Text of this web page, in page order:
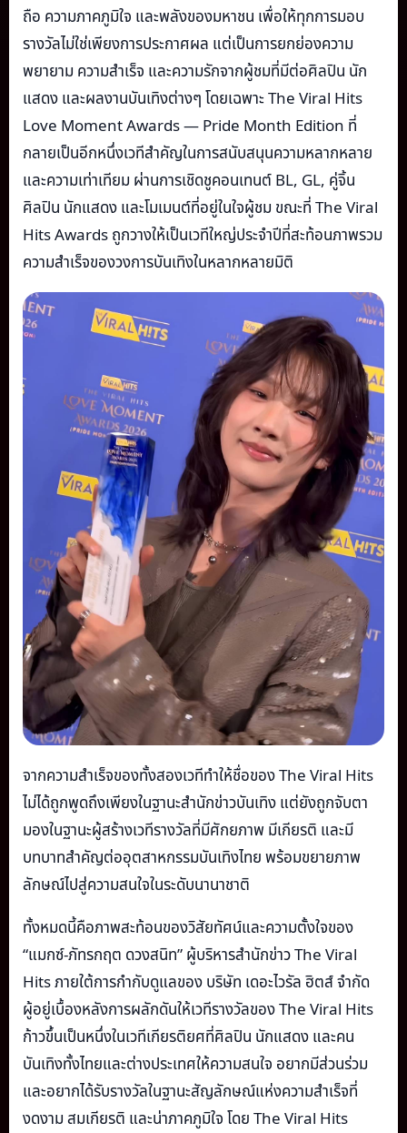
ถือ ความภาคภูมิใจ และพลังของมหาชน เพื่อให้ทุกการมอบ
รางวัลไม่ใช่เพียงการประกาศผล แต่เป็นการยกย่องความ
พยายาม ความสำเร็จ และความรักจากผู้ชมที่มีต่อศิลปิน นัก
แสดง และผลงานบันเทิงต่างๆ โดยเฉพาะ The Viral Hits
Love Moment Awards — Pride Month Edition ที่
กลายเป็นอีกหนึ่งเวทีสำคัญในการสนับสนุนความหลากหลาย
และความเท่าเทียม ผ่านการเชิดชูคอนเทนต์ BL, GL, คู่จิ้น
ศิลปิน นักแสดง และโมเมนต์ที่อยู่ในใจผู้ชม ขณะที่ The Viral
Hits Awards ถูกวางให้เป็นเวทีใหญ่ประจำปีที่สะท้อนภาพรวม
ความสำเร็จของวงการบันเทิงในหลากหลายมิติ
จากความสำเร็จของทั้งสองเวทีทำให้ชื่อของ The Viral Hits
ไม่ได้ถูกพูดถึงเพียงในฐานะสำนักข่าวบันเทิง แต่ยังถูกจับตา
มองในฐานะผู้สร้างเวทีรางวัลที่มีศักยภาพ มีเกียรติ และมี
บทบาทสำคัญต่ออุตสาหกรรมบันเทิงไทย พร้อมขยายภาพ
ลักษณ์ไปสู่ความสนใจในระดับนานาชาติ
ทั้งหมดนี้คือภาพสะท้อนของวิสัยทัศน์และความตั้งใจของ
“แมกซ์-ภัทรกฤต ดวงสนิท” ผู้บริหารสำนักข่าว The Viral
Hits ภายใต้การกำกับดูแลของ บริษัท เดอะไวรัล ฮิตส์ จำกัด
ผู้อยู่เบื้องหลังการผลักดันให้เวทีรางวัลของ The Viral Hits
ก้าวขึ้นเป็นหนึ่งในเวทีเกียรติยศที่ศิลปิน นักแสดง และคน
บันเทิงทั้งไทยและต่างประเทศให้ความสนใจ อยากมีส่วนร่วม
และอยากได้รับรางวัลในฐานะสัญลักษณ์แห่งความสำเร็จที่
งดงาม สมเกียรติ และน่าภาคภูมิใจ โดย The Viral Hits